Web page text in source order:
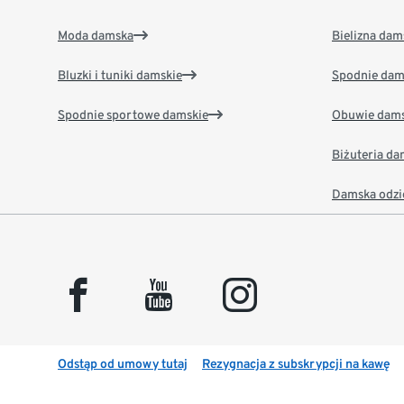
Moda damska
Bluzki i tuniki damskie
Spodnie sportowe damskie
Bielizna
Spodnie
Obuwie
Biżuteria
Damska
facebook youtube instagram
Odstąp od umowy tutaj Rezygnacja z subskrypcji na kawę